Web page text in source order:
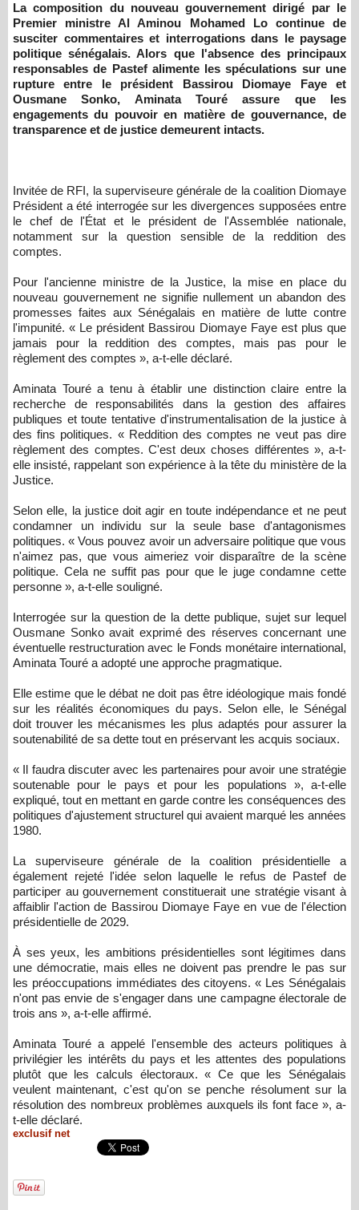
La composition du nouveau gouvernement dirigé par le
Premier ministre Al Aminou Mohamed Lo continue de
susciter commentaires et interrogations dans le paysage
politique sénégalais. Alors que l'absence des principaux
responsables de Pastef alimente les spéculations sur une
rupture entre le président Bassirou Diomaye Faye et
Ousmane Sonko, Aminata Touré assure que les
engagements du pouvoir en matière de gouvernance, de
transparence et de justice demeurent intacts.
Invitée de RFI, la superviseure générale de la coalition Diomaye
Président a été interrogée sur les divergences supposées entre
le chef de l'État et le président de l'Assemblée nationale,
notamment sur la question sensible de la reddition des
comptes.
Pour l'ancienne ministre de la Justice, la mise en place du
nouveau gouvernement ne signifie nullement un abandon des
promesses faites aux Sénégalais en matière de lutte contre
l'impunité. « Le président Bassirou Diomaye Faye est plus que
jamais pour la reddition des comptes, mais pas pour le
règlement des comptes », a-t-elle déclaré.
Aminata Touré a tenu à établir une distinction claire entre la
recherche de responsabilités dans la gestion des affaires
publiques et toute tentative d'instrumentalisation de la justice à
des fins politiques. « Reddition des comptes ne veut pas dire
règlement des comptes. C'est deux choses différentes », a-t-
elle insisté, rappelant son expérience à la tête du ministère de la
Justice.
Selon elle, la justice doit agir en toute indépendance et ne peut
condamner un individu sur la seule base d'antagonismes
politiques. « Vous pouvez avoir un adversaire politique que vous
n'aimez pas, que vous aimeriez voir disparaître de la scène
politique. Cela ne suffit pas pour que le juge condamne cette
personne », a-t-elle souligné.
Interrogée sur la question de la dette publique, sujet sur lequel
Ousmane Sonko avait exprimé des réserves concernant une
éventuelle restructuration avec le Fonds monétaire international,
Aminata Touré a adopté une approche pragmatique.
Elle estime que le débat ne doit pas être idéologique mais fondé
sur les réalités économiques du pays. Selon elle, le Sénégal
doit trouver les mécanismes les plus adaptés pour assurer la
soutenabilité de sa dette tout en préservant les acquis sociaux.
« Il faudra discuter avec les partenaires pour avoir une stratégie
soutenable pour le pays et pour les populations », a-t-elle
expliqué, tout en mettant en garde contre les conséquences des
politiques d'ajustement structurel qui avaient marqué les années
1980.
La superviseure générale de la coalition présidentielle a
également rejeté l'idée selon laquelle le refus de Pastef de
participer au gouvernement constituerait une stratégie visant à
affaiblir l'action de Bassirou Diomaye Faye en vue de l'élection
présidentielle de 2029.
À ses yeux, les ambitions présidentielles sont légitimes dans
une démocratie, mais elles ne doivent pas prendre le pas sur
les préoccupations immédiates des citoyens. « Les Sénégalais
n'ont pas envie de s'engager dans une campagne électorale de
trois ans », a-t-elle affirmé.
Aminata Touré a appelé l'ensemble des acteurs politiques à
privilégier les intérêts du pays et les attentes des populations
plutôt que les calculs électoraux. « Ce que les Sénégalais
veulent maintenant, c'est qu'on se penche résolument sur la
résolution des nombreux problèmes auxquels ils font face », a-
t-elle déclaré.
exclusif net